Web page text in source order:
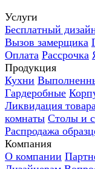
Услуги
Бесплатный
Вызов замерщика
Оплата Рассрочка
Продукция
Кухни
Гардеробные
Ликвидация товара
комнаты Столы и
Распродажа
Компания
О компании